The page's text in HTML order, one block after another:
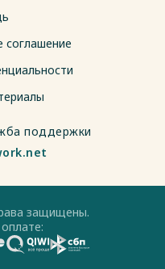
соглашение
поддержки
защищены.